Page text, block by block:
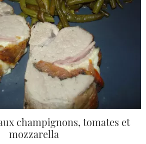
champignons, tomates et
mozzarella